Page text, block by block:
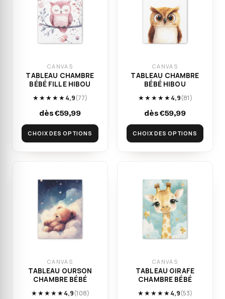
CANVAS
TABLEAU CHAMBRE
BÉBÉ FILLE HIBOU
★★★★★4,9(77)
dès €59,99
CHOIX DES OPTIONS
CANVAS
TABLEAU CHAMBRE
BÉBÉ HIBOU
★★★★★4,9(81)
dès €59,99
CHOIX DES OPTIONS
CANVAS
TABLEAU OURSON
CHAMBRE BÉBÉ
★★★★★4,9(108)
CANVAS
TABLEAU GIRAFE
CHAMBRE BÉBÉ
★★★★★4,9(53)